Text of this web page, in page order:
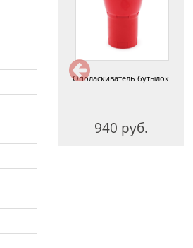
Ополаскиватель бутылок
940 руб.